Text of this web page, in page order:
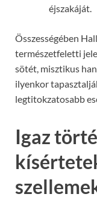
éjszakáját.
Összességében
természetfeletti
sötét, misztikus
ilyenkor
legtitokzatosabb
Igaz